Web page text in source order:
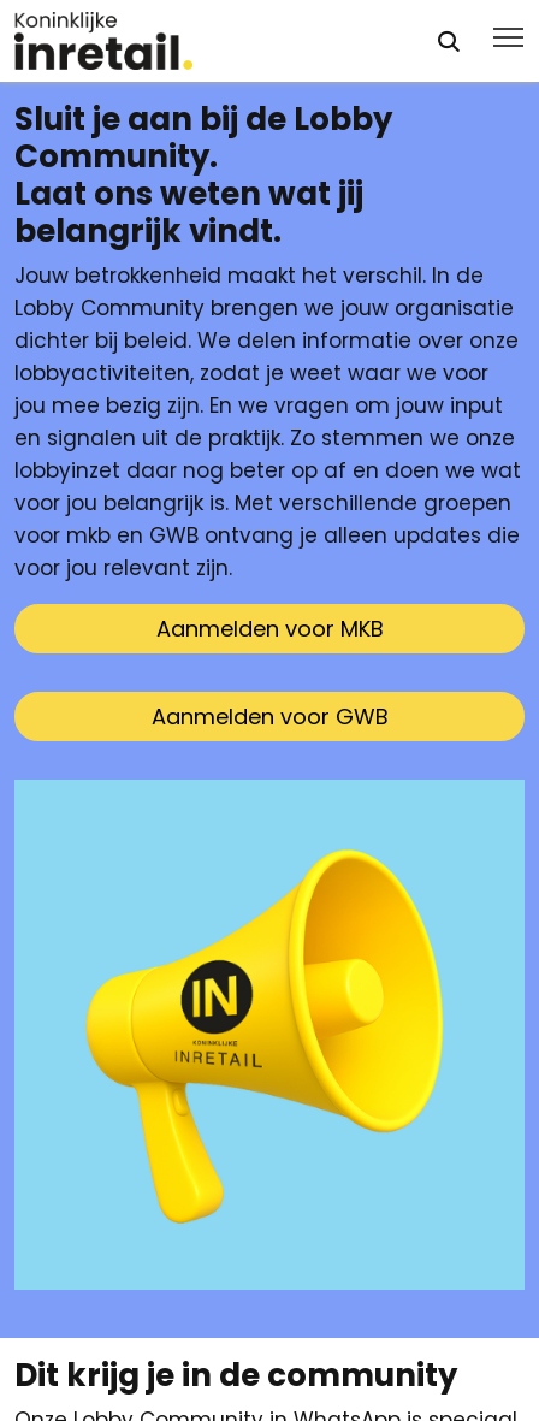
Sluit je aan bij de Lobby
Community.
Laat ons weten wat jij
belangrijk vindt.
Jouw betrokkenheid maakt het verschil. In de
Lobby Community brengen we jouw organisatie
dichter bij beleid. We delen informatie over onze
lobbyactiviteiten, zodat je weet waar we voor
jou mee bezig zijn. En we vragen om jouw input
en signalen uit de praktijk. Zo stemmen we onze
lobbyinzet daar nog beter op af en doen we wat
voor jou belangrijk is. Met verschillende groepen
voor mkb en GWB ontvang je alleen updates die
voor jou relevant zijn.
Aanmelden voor MKB
Aanmelden voor GWB
Dit krijg je in de community